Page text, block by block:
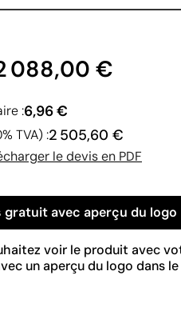
088,00 €
:6,96 €
TVA) :2 505,60 €
le devis en PDF
gratuit avec aperçu du logo
voir le produit avec
un aperçu du logo dans le